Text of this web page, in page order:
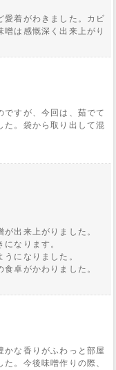
愛着がわきました。カビ
は感慨深く出来上がり
ですが、今回は、茹でて
た。袋から取り出して混
出来上がりました。
なります。
になりました。
卓がかわりました。
かな香りがふわっと部屋
。今後味噌作りの際、